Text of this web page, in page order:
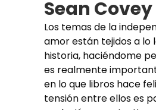
Sean Covey
Los temas de la
amor están tejidos a lo
historia, haciéndome
es realmente
en lo que libros hace
tensión entre ellos es